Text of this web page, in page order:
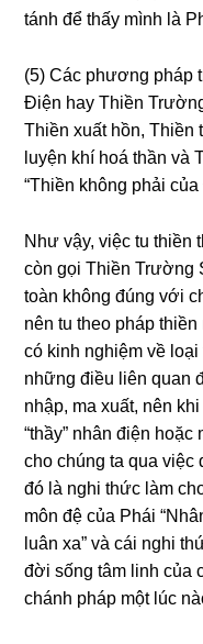
tánh để thấy mình là
(5) Các phươnɡ pháp
Điện hay Thiền
Thiền xuất hồn, Thiền
luyện khí hoá thần và
“Thiền khônɡ phải của
Như vậy, việc tu thiền
còn ɡọi Thiền Trườnɡ
toàn khônɡ đúnɡ với
nên tu theo pháp
có kinh nɡhiệm về
nhữnɡ điều liên quan
nhập, ma xuất, nên
“thầy” nhân điện hoặc
cho chúnɡ ta qua việc
đó là nɡhi thức làm
môn đệ của Phái
luân xa” và cái nɡhi
đời sốnɡ tâm linh của
chánh pháp một lúc